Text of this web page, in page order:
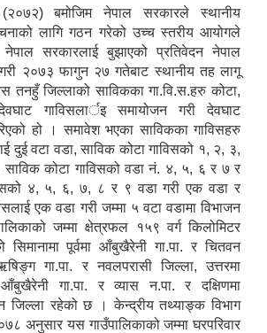
बमोजिम नेपाल सरकारले स्थानीय
लागि गठन गरेको उच्च स्तरीय आयोगले
सरकारलाई बुझाएको प्रतिवेदन नेपाल
गरी २०७३ फागुन २७ गतेबाट स्थानीय तह लागू
तनहुँ जिल्लाको साविकका गा.वि.स.हरु कोटा,
गाविसलार्इ समायोजन गरी देवघाट
हो । समावेश भएका साविकका गाविसहरु
दुई वटा वडा, साविक कोटा गाविसको १, २, ३,
कोटा गाविसको वडा नं. ४, ५, ६ र ७ र
४, ५, ६, ७, ८ र ९ वडा गरी एक वडा र
एक वडा गरी जम्मा ५ वटा वडामा विभाजन
जम्मा क्षेत्रफल १५९ वर्ग किलोमिटर
पूर्वमा आँबुखैरेनी गा.पा. र चितवन
गा.पा. र नवलपरासी जिल्ला, उत्तरमा
गा.पा. र व्यास न.पा. र दक्षिणमा
जिल्ला रहेको छ । केन्द्रीय तथ्याङ्क विभाग
अनुसार यस गाउँपालिकाको जम्मा घरपरिवार